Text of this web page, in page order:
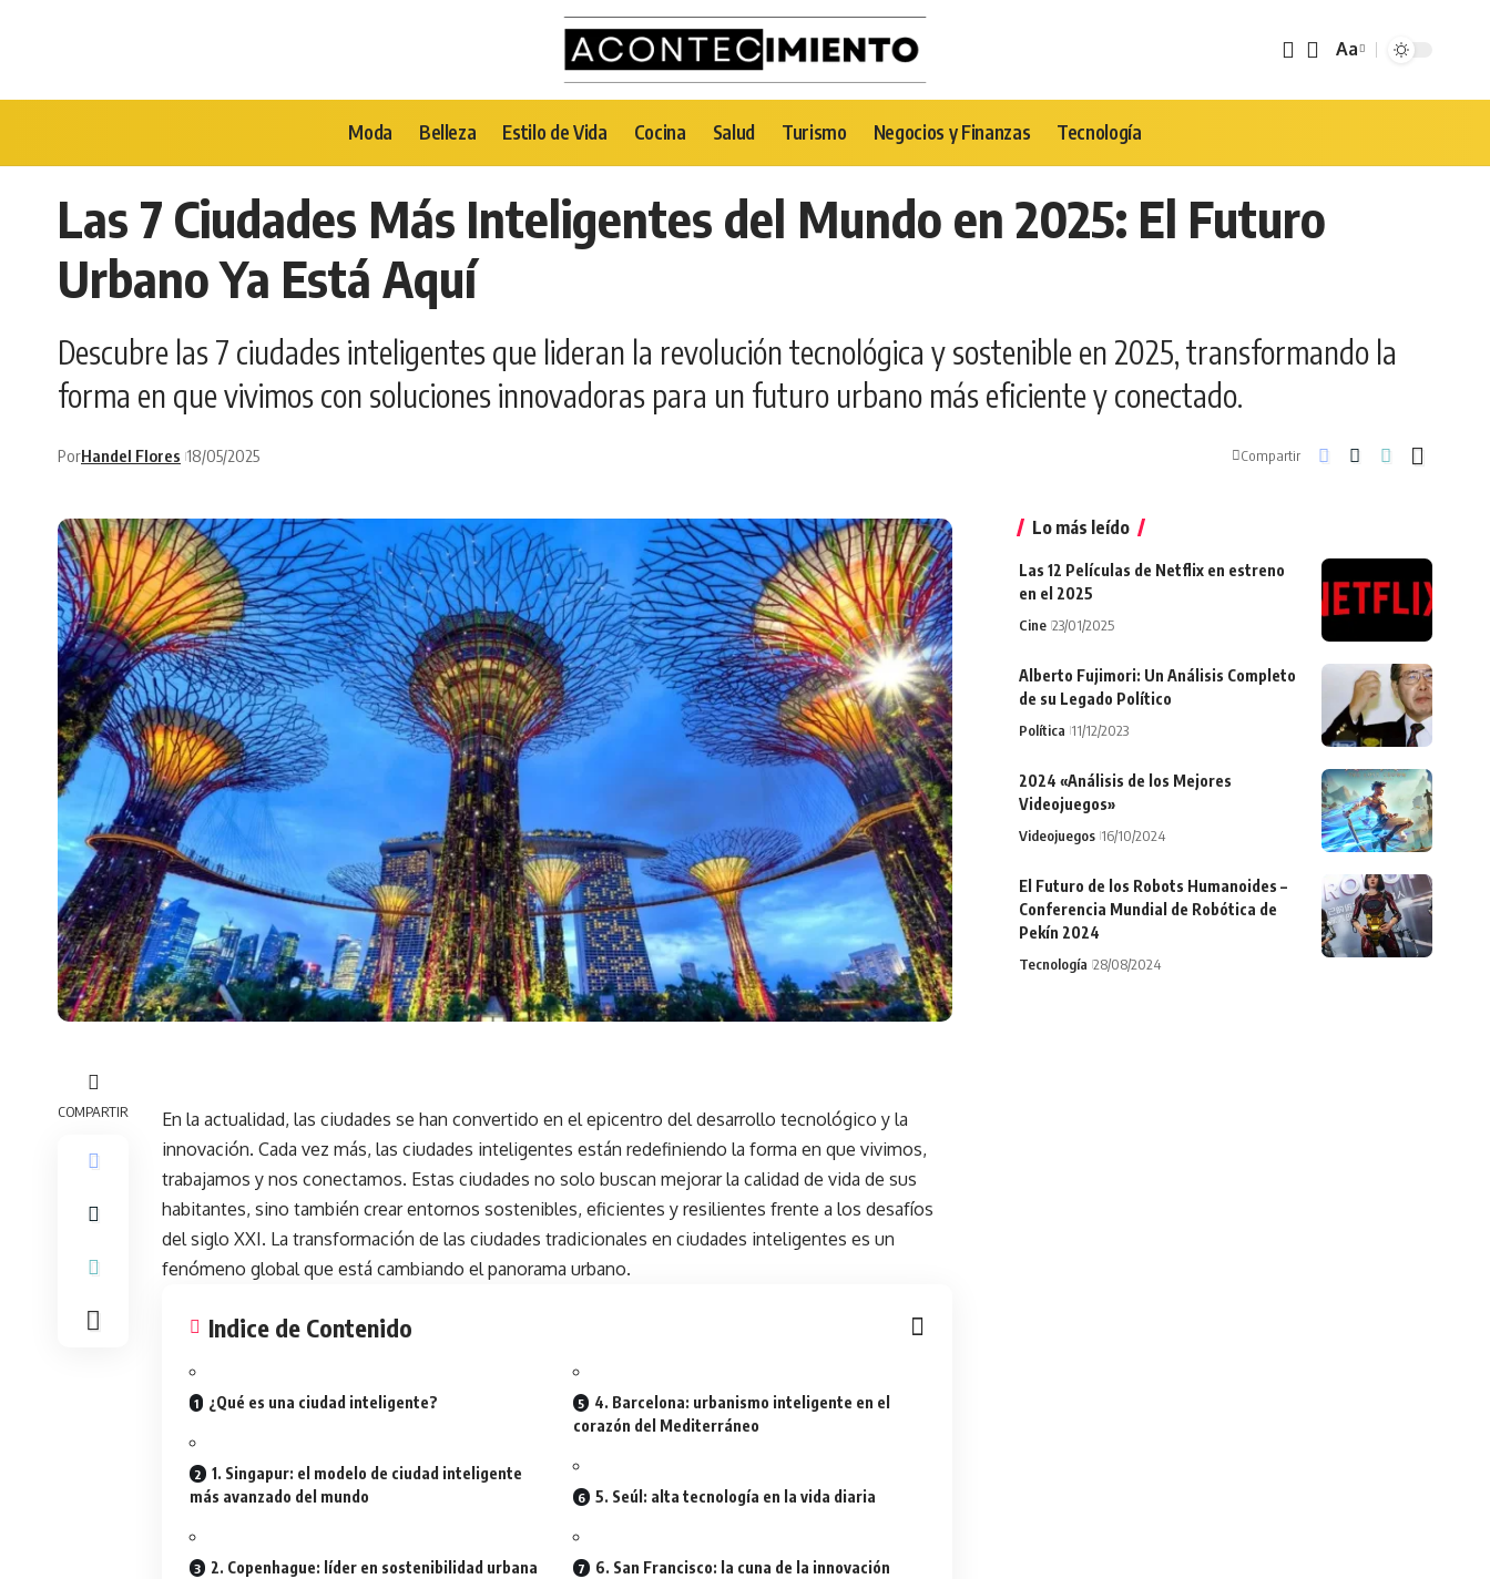
Tamaño
Aa
Moda Belleza Estilo de Vida Cocina Salud Turismo Negocios y Finanzas Tecnología
Las 7 Ciudades Más Inteligentes del Mundo en 2025: El Futuro
Urbano Ya Está Aquí
Descubre las 7 ciudades inteligentes que lideran la revolución tecnológica y sostenible en 2025, transformando la
forma en que vivimos con soluciones innovadoras para un futuro urbano más eficiente y conectado.
PorHandel Flores 18/05/2025 Compartir
COMPARTIR En la actualidad, las ciudades se han convertido en el epicentro del desarrollo tecnológico y la
innovación. Cada vez más, las ciudades inteligentes están redefiniendo la forma en que vivimos,
trabajamos y nos conectamos. Estas ciudades no solo buscan mejorar la calidad de vida de sus
habitantes, sino también crear entornos sostenibles, eficientes y resilientes frente a los desafíos
del siglo XXI. La transformación de las ciudades tradicionales en ciudades inteligentes es un
fenómeno global que está cambiando el panorama urbano.
Indice de Contenido
¿Qué es una ciudad inteligente?
1. Singapur: el modelo de ciudad inteligente
más avanzado del mundo
2. Copenhague: líder en sostenibilidad urbana
4. Barcelona: urbanismo inteligente en el
corazón del Mediterráneo
5. Seúl: alta tecnología en la vida diaria
6. San Francisco: la cuna de la innovación
Lo más leído
Las 12 Películas de Netflix en estreno
en el 2025
Cine 23/01/2025
Alberto Fujimori: Un Análisis Completo
de su Legado Político
Política 11/12/2023
2024 «Análisis de los Mejores
Videojuegos»
Videojuegos 16/10/2024
El Futuro de los Robots Humanoides –
Conferencia Mundial de Robótica de
Pekín 2024
Tecnología 28/08/2024